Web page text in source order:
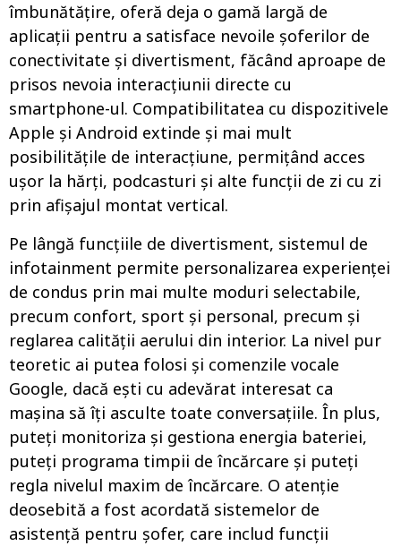
îmbunătățire, oferă deja o gamă largă de
aplicații pentru a satisface nevoile șoferilor de
conectivitate și divertisment, făcând aproape de
prisos nevoia interacțiunii directe cu
smartphone-ul. Compatibilitatea cu dispozitivele
Apple și Android extinde și mai mult
posibilitățile de interacțiune, permițând acces
ușor la hărți, podcasturi și alte funcții de zi cu zi
prin afișajul montat vertical.
Pe lângă funcțiile de divertisment, sistemul de
infotainment permite personalizarea experienței
de condus prin mai multe moduri selectabile,
precum confort, sport și personal, precum și
reglarea calității aerului din interior. La nivel pur
teoretic ai putea folosi și comenzile vocale
Google, dacă ești cu adevărat interesat ca
mașina să îți asculte toate conversațiile. În plus,
puteți monitoriza și gestiona energia bateriei,
puteți programa timpii de încărcare și puteți
regla nivelul maxim de încărcare. O atenție
deosebită a fost acordată sistemelor de
asistență pentru șofer, care includ funcții